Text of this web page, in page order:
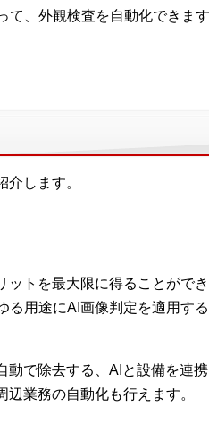
、外観検査を自動化できます
します。
トを最大限に得ることがで
用途にAI画像判定を適用す
で除去する、AIと設備を連
業務の自動化も行えます。